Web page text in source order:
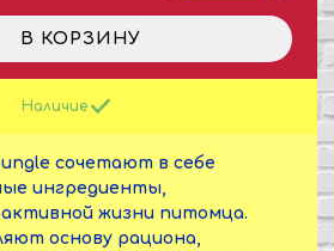
В КОРЗИНУ
Наличие
сочетают в себе
ингредиенты,
активной жизни питомца.
основу рациона,